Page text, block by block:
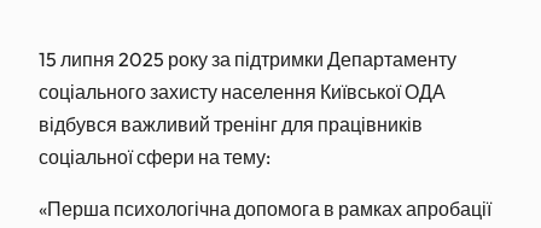
15 липня 2025 року за підтримки Департаменту
соціального захисту населення Київської ОДА
відбувся важливий тренінг для працівників
соціальної сфери на тему:
«Перша психологічна допомога в рамках апробації